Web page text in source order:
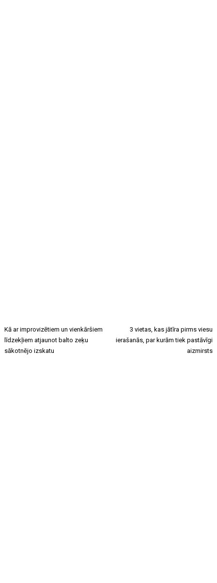
Kā ar improvizētiem un vienkāršiem
līdzekļiem atjaunot balto zeķu
sākotnējo izskatu
3 vietas, kas jātīra pirms viesu
ierašanās, par kurām tiek pastāvīgi
aizmirsts